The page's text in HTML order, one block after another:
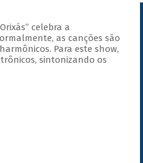
celebra a
as canções são
Para este show,
sintonizando os